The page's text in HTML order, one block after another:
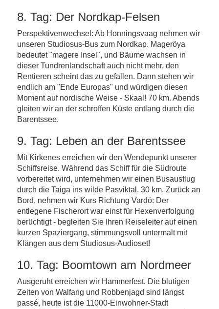
8. Tag: Der Nordkap-Felsen
Perspektivenwechsel: Ab Honningsvaag nehmen wir
unseren Studiosus-Bus zum Nordkap. Mageröya
bedeutet "magere Insel", und Bäume wachsen in
dieser Tundrenlandschaft auch nicht mehr, den
Rentieren scheint das zu gefallen. Dann stehen wir
endlich am "Ende Europas" und würdigen diesen
Moment auf nordische Weise - Skaal! 70 km. Abends
gleiten wir an der schroffen Küste entlang durch die
Barentssee.
9. Tag: Leben an der Barentssee
Mit Kirkenes erreichen wir den Wendepunkt unserer
Schiffsreise. Während das Schiff für die Südroute
vorbereitet wird, unternehmen wir einen Busausflug
durch die Taiga ins wilde Pasviktal. 30 km. Zurück an
Bord, nehmen wir Kurs Richtung Vardö: Der
entlegene Fischerort war einst für Hexenverfolgung
berüchtigt - begleiten Sie Ihren Reiseleiter auf einen
kurzen Spaziergang, stimmungsvoll untermalt mit
Klängen aus dem Studiosus-Audioset!
10. Tag: Boomtown am Nordmeer
Ausgeruht erreichen wir Hammerfest. Die blutigen
Zeiten von Walfang und Robbenjagd sind längst
passé, heute ist die 11000-Einwohner-Stadt